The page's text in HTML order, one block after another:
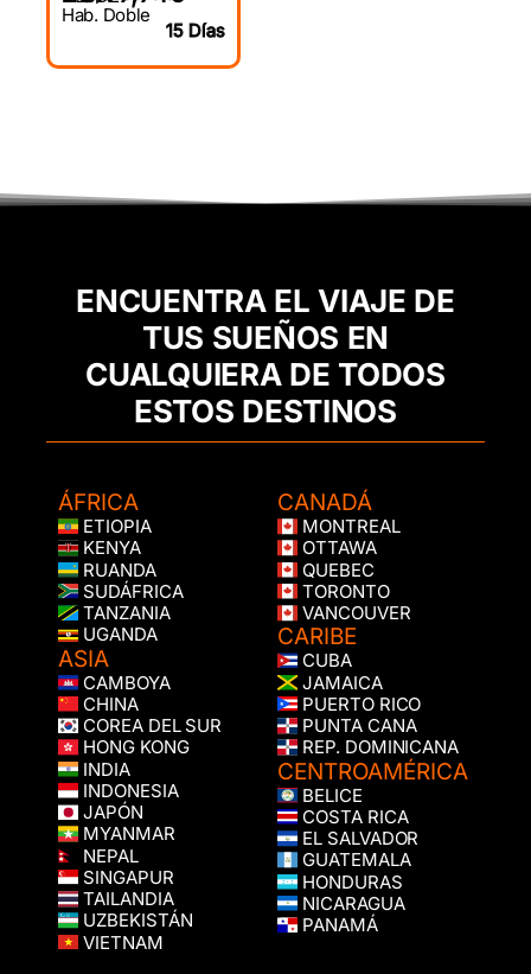
Hab. Doble
15 Días
ENCUENTRA EL VIAJE DE
TUS SUEÑOS EN
CUALQUIERA DE TODOS
ESTOS DESTINOS
ÁFRICA
ETIOPIA
KENYA
RUANDA
SUDÁFRICA
TANZANIA
UGANDA
ASIA
CAMBOYA
CHINA
COREA DEL SUR
HONG KONG
INDIA
INDONESIA
JAPÓN
MYANMAR
NEPAL
SINGAPUR
TAILANDIA
UZBEKISTÁN
VIETNAM
CANADÁ
MONTREAL
OTTAWA
QUEBEC
TORONTO
VANCOUVER
CARIBE
CUBA
JAMAICA
PUERTO RICO
PUNTA CANA
REP. DOMINICANA
CENTROAMÉRICA
BELICE
COSTA RICA
EL SALVADOR
GUATEMALA
HONDURAS
NICARAGUA
PANAMÁ